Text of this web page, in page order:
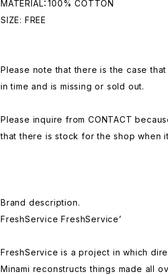
MATERIAL：100% COTTON
SIZE: FREE
Please note that there is the case
in time and is missing or sold out.
Please inquire from CONTACT
that there is stock for the shop when
Brand description.
FreshService FreshService’
FreshService is a project in which
Minami reconstructs things made all